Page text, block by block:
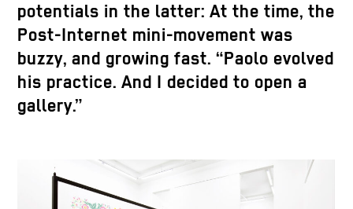
potentials in the latter: At the time, the
Post-Internet mini-movement was
buzzy, and growing fast. “Paolo evolved
his practice. And I decided to open a
gallery.”